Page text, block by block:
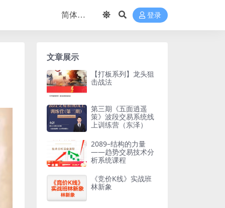
登录
文章展示
【打板系列】龙头狙
击战法
第三期《五面逍遥
策》波段交易系统线
上训练营（东泽）
2089–结构的力量
——趋势交易技术分
析系统课程
《竞价K线》实战班
林新象